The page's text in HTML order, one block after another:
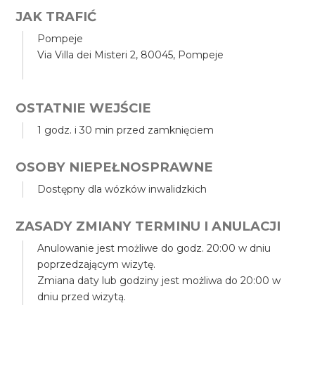
JAK TRAFIĆ
Pompeje
Via Villa dei Misteri 2, 80045, Pompeje
OSTATNIE WEJŚCIE
1 godz. i 30 min przed zamknięciem
OSOBY NIEPEŁNOSPRAWNE
Dostępny dla wózków inwalidzkich
ZASADY ZMIANY TERMINU I ANULACJI
Anulowanie jest możliwe do godz. 20:00 w dniu
poprzedzającym wizytę.
Zmiana daty lub godziny jest możliwa do 20:00 w
dniu przed wizytą.